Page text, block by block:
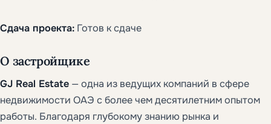
Сдача проекта: Готов к сдаче
О застройщике
GJ Real Estate — одна из ведущих компаний в сфере
недвижимости ОАЭ с более чем десятилетним опытом
работы. Благодаря глубокому знанию рынка и